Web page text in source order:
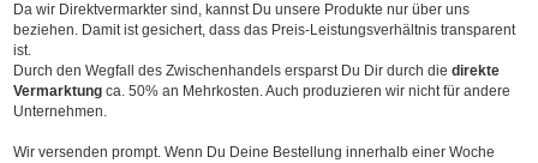
Da wir Direktvermarkter sind, kannst Du unsere Produkte nur über uns
beziehen. Damit ist gesichert, dass das Preis-Leistungsverhältnis transparent
ist.
Durch den Wegfall des Zwischenhandels ersparst Du Dir durch die direkte
Vermarktungca. 50% an Mehrkosten. Auch produzieren wir nicht für andere
Unternehmen.
Wir versenden prompt. Wenn Du Deine Bestellung innerhalb einer Woche